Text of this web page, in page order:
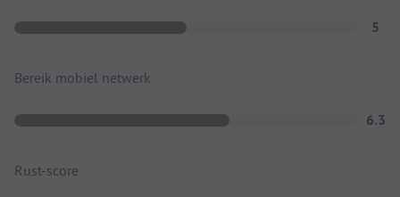
5
Bereik mobiel netwerk
6.3
Rust-score